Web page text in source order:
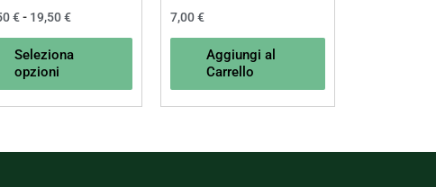
€ - 19,50€
Seleziona
opzioni
scelte
nella
prodotto
7,00€
Aggiungi al
Carrello